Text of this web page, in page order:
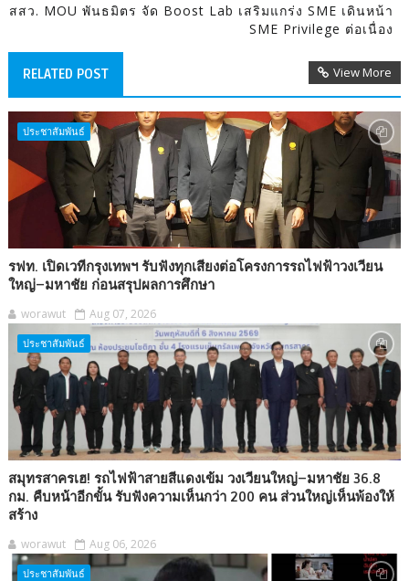
สสว. MOU พันธมิตร จัด Boost Lab เสริมแกร่ง SME เดินหน้า
SME Privilege ต่อเนื่อง
RELATED POST View More
ประชาสัมพันธ์
รฟท. เปิดเวทีกรุงเทพฯ รับฟังทุกเสียงต่อโครงการรถไฟฟ้าวงเวียน
ใหญ่–มหาชัย ก่อนสรุปผลการศึกษา
worawut Aug 07, 2026
ประชาสัมพันธ์
สมุทรสาครเฮ! รถไฟฟ้าสายสีแดงเข้ม วงเวียนใหญ่–มหาชัย 36.8
กม. คืบหน้าอีกขั้น รับฟังความเห็นกว่า 200 คน ส่วนใหญ่เห็นพ้องให้
สร้าง
worawut Aug 06, 2026
ประชาสัมพันธ์